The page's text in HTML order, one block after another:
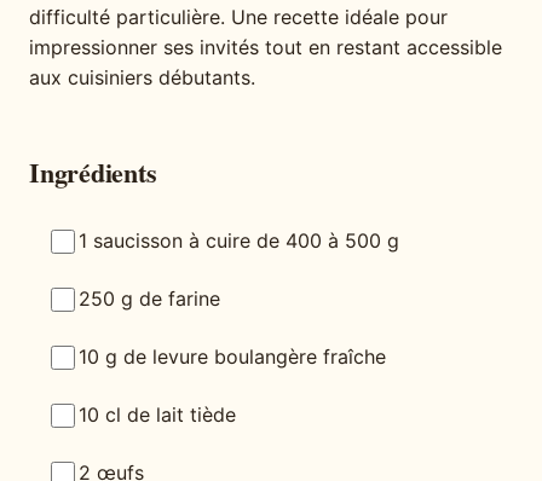
difficulté particulière. Une recette idéale pour
impressionner ses invités tout en restant accessible
aux cuisiniers débutants.
Ingrédients
1 saucisson à cuire de 400 à 500 g
250 g de farine
10 g de levure boulangère fraîche
10 cl de lait tiède
2 œufs